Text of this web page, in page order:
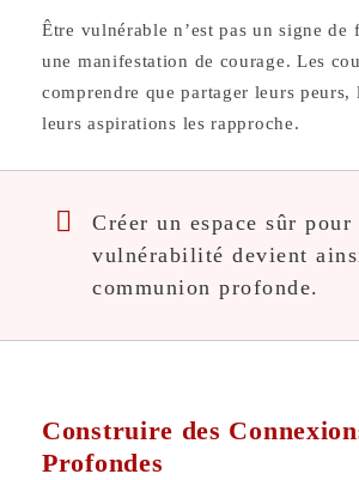
Être vulnérable n’est pas un signe de
une manifestation de courage. Les
comprendre que partager leurs peurs,
leurs aspirations les rapproche.
Créer un espace sûr pour
vulnérabilité devient
communion profonde.
Construire des
Profondes